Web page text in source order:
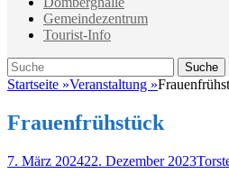
Gemeindezentrum
Tourist-Info
Suche
Suche
nach:
Startseite »Veranstaltung »
Frauenfrühstück
Veröffentlicht
7. März 202422. Dezember 2023Autor